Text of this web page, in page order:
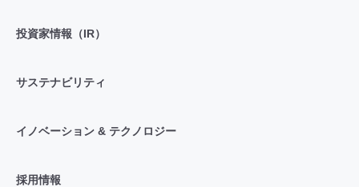
投資家情報（IR）
サステナビリティ
イノベーション & テクノロジー
採用情報